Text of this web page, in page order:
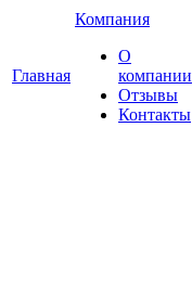
Главная
Компания
О
компании
Отзывы
Контакты